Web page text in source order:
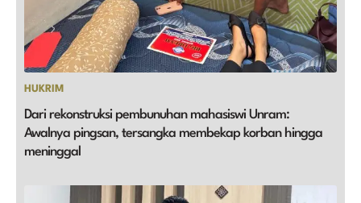
HUKRIM
Dari rekonstruksi pembunuhan mahasiswi Unram:
Awalnya pingsan, tersangka membekap korban hingga
meninggal